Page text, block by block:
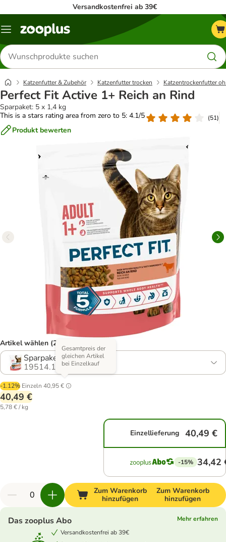
Versandkostenfrei ab 39€
Menü
Produkte
suchen
Katzenfutter & Zubehör Katzenfutter trocken Katzentrockenfutter
Perfect Fit Active 1+ Reich an Rind
Sparpaket: 5 x 1,4 kg
This is a stars rating area from zero to 5: 4.1/5
(51)
Produkt bewerten
Artikel wählen (2 Varianten)
Sparpaket: 5 x 1,4 kg
19514.12
-1.12% Einzeln 40,95 €
Gesamtpreis der
gleichen Artikel
bei Einzelkauf
40,49 €
5,78 € / kg
Einzellieferung 40,49 €
-15% 34,42
Zum Warenkorb
hinzufügen
Zum Warenkorb
hinzufügen
Das zooplus Abo
Mehr erfahren
Versandkostenfrei ab 39€